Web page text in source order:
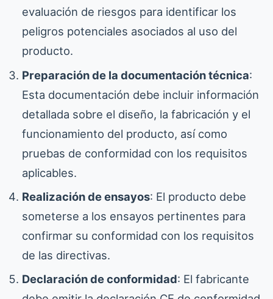
evaluación de riesgos para identificar los
peligros potenciales asociados al uso del
producto.
Preparación de la documentación técnica:
Esta documentación debe incluir información
detallada sobre el diseño, la fabricación y el
funcionamiento del producto, así como
pruebas de conformidad con los requisitos
aplicables.
Realización de ensayos: El producto debe
someterse a los ensayos pertinentes para
confirmar su conformidad con los requisitos
de las directivas.
Declaración de conformidad: El fabricante